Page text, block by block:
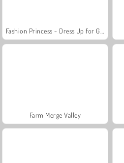
Farm Merge Valley